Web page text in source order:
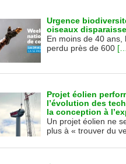
Urgence
oiseaux
En moins de 40 ans,
perdu près de 600
Projet éolien
l’évolution des
la conception à
Un projet éolien ne
plus à « trouver du